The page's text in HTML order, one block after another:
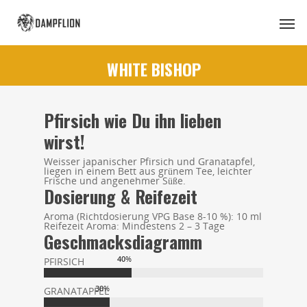
WHITE BISHOP
Pfirsich wie Du ihn lieben
wirst!
Weisser japanischer Pfirsich und Granatapfel,
liegen in einem Bett aus grünem Tee, leichter
Frische und angenehmer Süße.
Dosierung & Reifezeit
Aroma (Richtdosierung VPG Base 8-10 %): 10 ml
Reifezeit Aroma: Mindestens 2 – 3 Tage
Geschmacksdiagramm
PFIRSICH 40%
GRANATAPFEL
30%